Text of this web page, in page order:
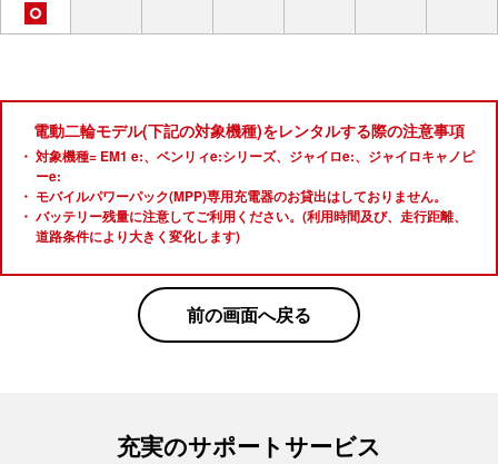
電動二輪モデル(下記の対象機種)をレンタルする際の注意事項
対象機種= EM1 e:、ベンリィe:シリーズ、ジャイロe:、ジャイロキャノピ
ーe:
モバイルパワーパック(MPP)専用充電器のお貸出はしておりません。
バッテリー残量に注意してご利用ください。(利用時間及び、走行距離、
道路条件により大きく変化します)
前の画面へ戻る
充実のサポートサービス